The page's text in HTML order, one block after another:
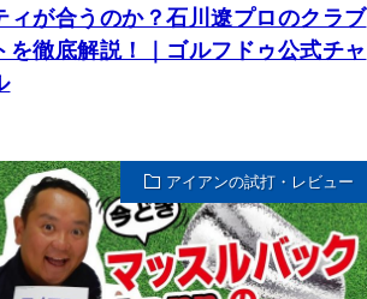
ィが合うのか？石川遼プロのクラブ
を徹底解説！｜ゴルフドゥ公式チャ
アイアンの試打・レビュー